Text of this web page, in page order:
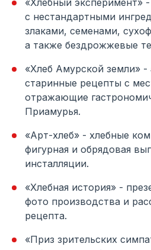
«Хлебный эксперимент»
с нестандартными
злаками, семенами,
а также бездрожжевые
«Хлеб Амурской земли» -
старинные рецепты с
отражающие
Приамурья.
«Арт-хлеб» - хлебные
фигурная и обрядовая
инсталляции.
«Хлебная история» -
фото производства и
рецепта.
«Приз зрительских